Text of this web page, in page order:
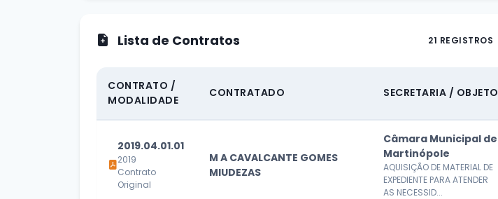
Lista de Contratos 21 REGISTROS
CONTRATO /
MODALIDADE
CONTRATADO SECRETARIA / OBJETO
2019.04.01.01
2019
Contrato
Original
M A CAVALCANTE GOMES
MIUDEZAS
Câmara Municipal de
Martinópole
AQUISIÇÃO DE MATERIAL DE
EXPEDIENTE PARA ATENDER
AS NECESSID...